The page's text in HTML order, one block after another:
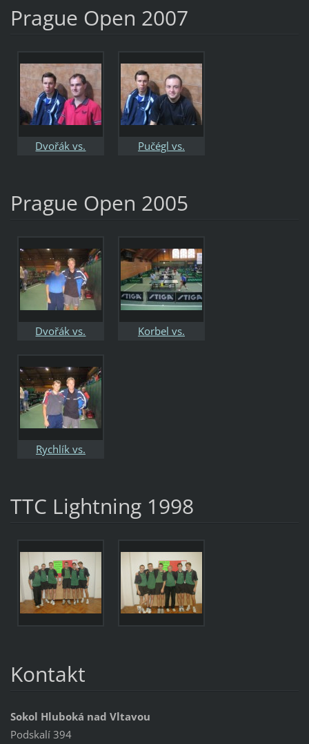
Prague Open 2007
Dvořák vs.
Pučégl vs.
Prague Open 2005
Dvořák vs.
Korbel vs.
Rychlík vs.
TTC Lightning 1998
Kontakt
Sokol Hluboká nad Vltavou
Podskalí 394